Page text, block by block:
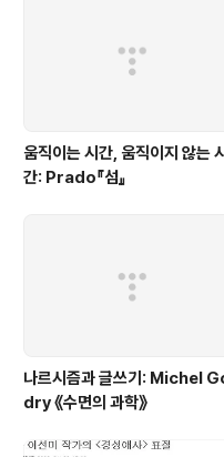
움직이는 시간, 움직이지 않는 시
간: Prado『섬』
나르시즘과 글쓰기: Michel
dry 《수면의 과학》